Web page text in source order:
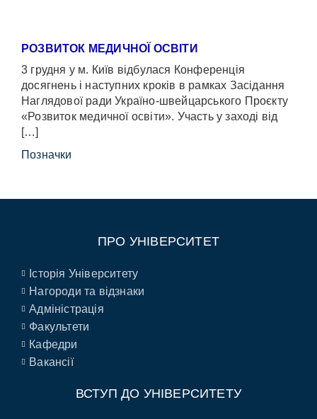
РОЗВИТОК МЕДИЧНОЇ ОСВІТИ
3 грудня у м. Київ відбулася Конференція
досягнень і наступних кроків в рамках Засідання
Наглядової ради Україно-швейцарського Проєкту
«Розвиток медичної освіти». Участь у заході від
[…]
Позначки
ПРО УНІВЕРСИТЕТ
Історія Університету
Нагороди та відзнаки
Адміністрація
Факультети
Кафедри
Вакансії
ВСТУП ДО УНІВЕРСИТЕТУ